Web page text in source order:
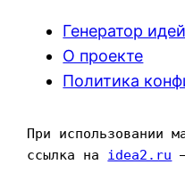
Генератор идей
О проекте
Политика
При использовании
ссылка на idea2.ru